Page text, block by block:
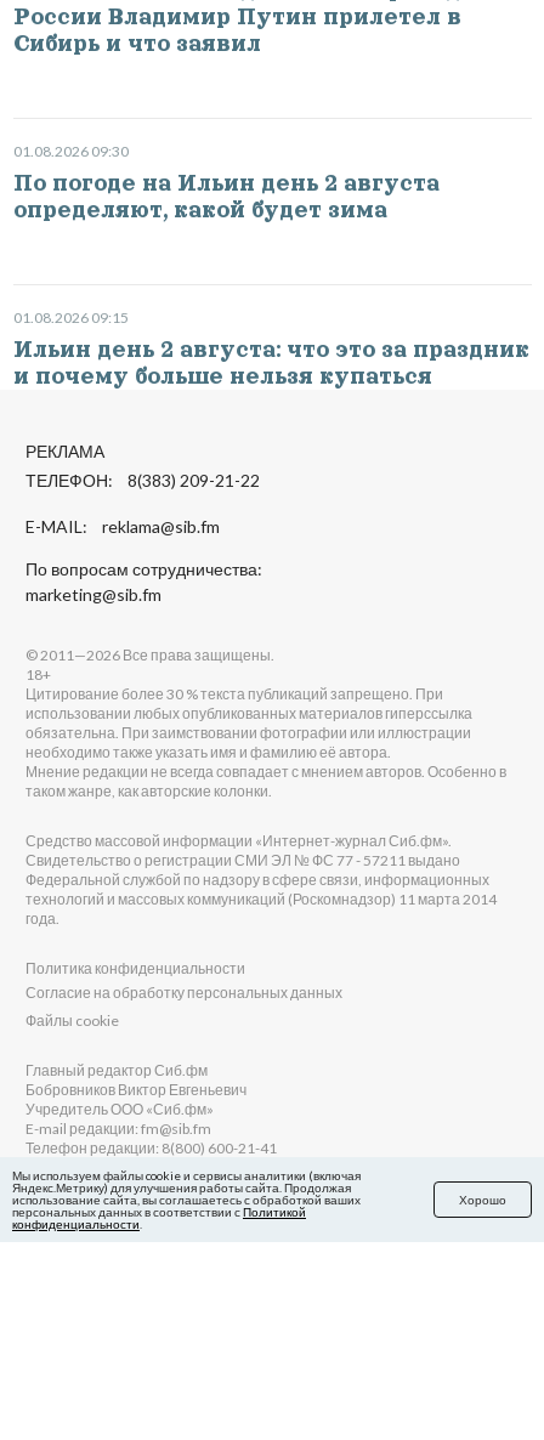
России Владимир Путин прилетел в
Сибирь и что заявил
01.08.2026 09:30
По погоде на Ильин день 2 августа
определяют, какой будет зима
01.08.2026 09:15
Ильин день 2 августа: что это за праздник
и почему больше нельзя купаться
РЕКЛАМА
ТЕЛЕФОН: 8(383) 209-21-22
E-MAIL: reklama@sib.fm
По вопросам сотрудничества:
marketing@sib.fm
© 2011—2026 Все права защищены.
18+
Цитирование более 30 % текста публикаций запрещено. При
использовании любых опубликованных материалов гиперссылка
обязательна. При заимствовании фотографии или иллюстрации
необходимо также указать имя и фамилию её автора.
Мнение редакции не всегда совпадает с мнением авторов. Особенно в
таком жанре, как авторские колонки.
Средство массовой информации «Интернет-журнал Сиб.фм».
Свидетельство о регистрации СМИ ЭЛ № ФС 77 - 57211 выдано
Федеральной службой по надзору в сфере связи, информационных
технологий и массовых коммуникаций (Роскомнадзор) 11 марта 2014
года.
Политика конфиденциальности
Согласие на обработку персональных данных
Файлы cookie
Главный редактор Сиб.фм
Бобровников Виктор Евгеньевич
Учредитель ООО «Сиб.фм»
E-mail редакции: fm@sib.fm
Телефон редакции: 8(800) 600-21-41
Сайт разработан и поддерживается Технодзен
Мы используем файлы cookie и сервисы аналитики (включая
Яндекс.Метрику) для улучшения работы сайта. Продолжая
использование сайта, вы соглашаетесь с обработкой ваших
персональных данных в соответствии сПолитикой
конфиденциальности
Хорошо